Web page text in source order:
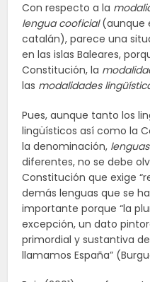
Con respecto a la
lengua cooficial(aunque
catalán), parece una
en las islas Baleares,
Constitución, la
las modalidades
Pues, aunque tanto los
lingüísticos así como la
la denominación,
diferentes, no se debe
Constitución que exige
demás lenguas que se
importante porque “la
excepción, un dato
primordial y sustantiva
llamamos España”